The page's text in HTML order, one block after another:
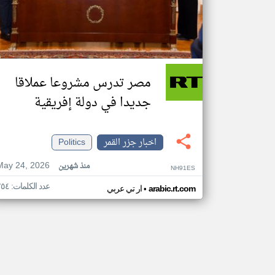
مصر تدرس مشروعا عملاقا
جديدا في دولة إفريقية
اخبار جزر القمر
Politics
24, 2026
منذ شهرين NH91ES
ار تي عربي• arabic.rt.com عدد الكلمات: ٢٥٤